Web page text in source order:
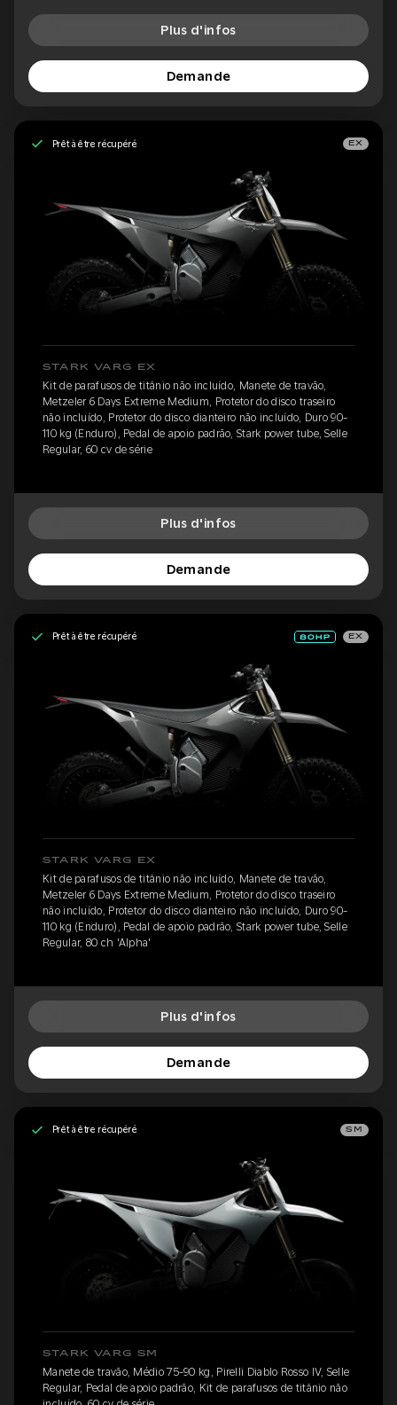
Plus d'infos
Demande
Prêt à être récupéré EX
STARK VARG EX
Kit de parafusos de titânio não incluído, Manete de travão,
Metzeler 6 Days Extreme Medium, Protetor do disco traseiro
não incluído, Protetor do disco dianteiro não incluído, Duro 90-
110 kg (Enduro), Pedal de apoio padrão, Stark power tube, Selle
Regular, 60 cv de série
Plus d'infos
Demande
Prêt à être récupéré EX
STARK VARG EX
Kit de parafusos de titânio não incluído, Manete de travão,
Metzeler 6 Days Extreme Medium, Protetor do disco traseiro
não incluído, Protetor do disco dianteiro não incluído, Duro 90-
110 kg (Enduro), Pedal de apoio padrão, Stark power tube, Selle
Regular, 80 ch 'Alpha'
Plus d'infos
Demande
Prêt à être récupéré SM
STARK VARG SM
Manete de travão, Médio 75-90 kg, Pirelli Diablo Rosso IV, Selle
Regular, Pedal de apoio padrão, Kit de parafusos de titânio não